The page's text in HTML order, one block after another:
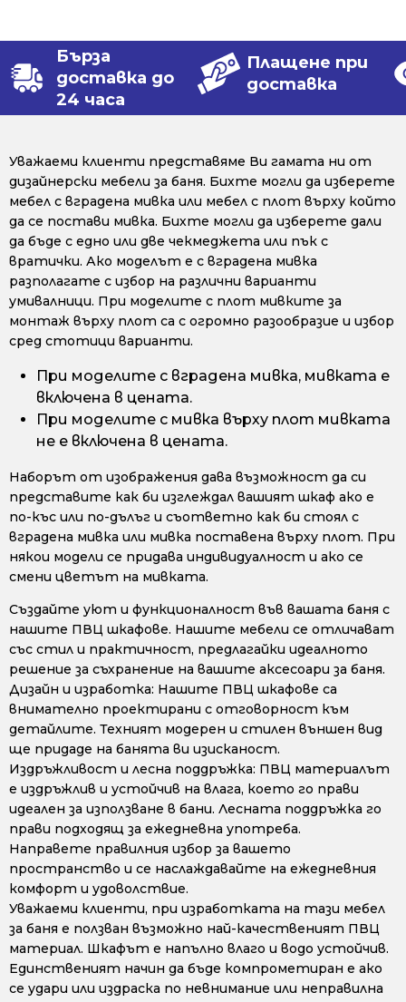
Бърза
доставка до
24 часа
Плащене при
доставка
Уважаеми клиенти представяме Ви гамата ни от
дизайнерски мебели за баня. Бихте могли да изберете
мебел с вградена мивка или мебел с плот върху който
да се постави мивка. Бихте могли да изберете дали
да бъде с едно или две чекмеджета или пък с
вратички. Ако моделът е с вградена мивка
разполагате с избор на различни варианти
умивалници. При моделите с плот мивките за
монтаж върху плот са с огромно разообразие и избор
сред стотици варианти.
При моделите с вградена мивка, мивката е
включена в цената.
При моделите с мивка върху плот мивката
не е включена в цената.
Наборът от изображения дава възможност да си
представите как би изглеждал вашият шкаф ако е
по-къс или по-дълъг и съответно как би стоял с
вградена мивка или мивка поставена върху плот. При
някои модели се придава индивидуалност и ако се
смени цветът на мивката.
Създайте уют и функционалност във вашата баня с
нашите ПВЦ шкафове. Нашите мебели се отличават
със стил и практичност, предлагайки идеалното
решение за съхранение на вашите аксесоари за баня.
Дизайн и изработка: Нашите ПВЦ шкафове са
внимателно проектирани с отговорност към
детайлите. Техният модерен и стилен външен вид
ще придаде на банята ви изисканост.
Издръжливост и лесна поддръжка: ПВЦ материалът
е издръжлив и устойчив на влага, което го прави
идеален за използване в бани. Лесната поддръжка го
прави подходящ за ежедневна употреба.
Направете правилния избор за вашето
пространство и се наслаждавайте на ежедневния
комфорт и удоволствие.
Уважаеми клиенти, при изработката на тази мебел
за баня е ползван възможно най-качественият ПВЦ
материал. Шкафът е напълно влаго и водо устойчив.
Единственият начин да бъде компрометиран е ако
се удари или издраска по невнимание или неправилна